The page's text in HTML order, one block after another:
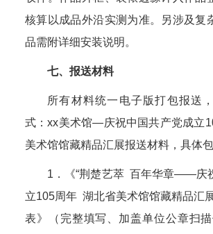
核算以成品外沿实测为准。另涉及复
品需附详细安装说明。
七、报送材料
所有材料统一电子版打包报送
式：xx美术馆—庆祝中国共产党成立
美术馆馆藏精品汇展报送材料，具体包
1．《“荆楚艺萃 百年华章——庆
立105周年 湖北省美术馆馆藏精品汇
表》（完整填写、加盖单位公章扫